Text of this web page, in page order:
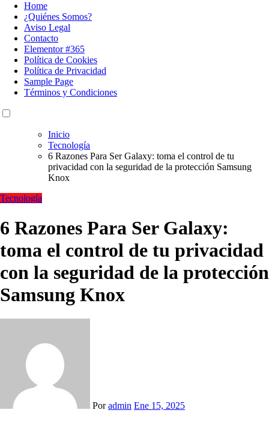
Home
¿Quiénes Somos?
Aviso Legal
Contacto
Elementor #365
Política de Cookies
Política de Privacidad
Sample Page
Términos y Condiciones
Inicio
Tecnología
6 Razones Para Ser Galaxy: toma el control de tu
privacidad con la seguridad de la protección Samsung
Knox
Tecnología
6 Razones Para Ser Galaxy:
toma el control de tu privacidad
con la seguridad de la protección
Samsung Knox
Poradmin Ene 15, 2025